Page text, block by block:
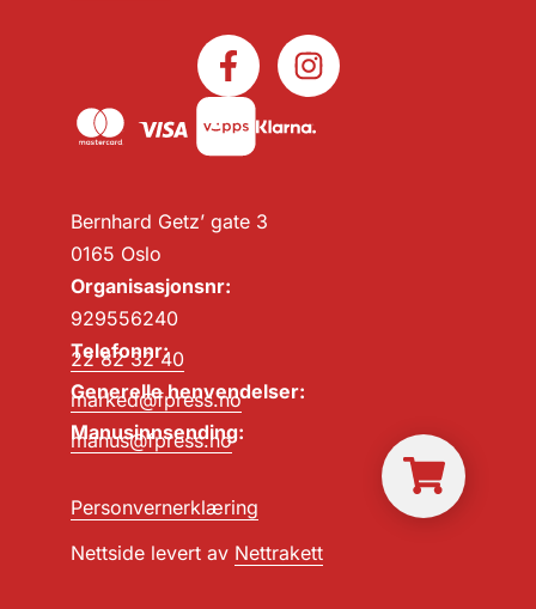
Bernhard Getz’ gate 3
0165 Oslo
Organisasjonsnr:
929556240
Telefonnr:
22 82 32 40
Generelle henvendelser:
marked@fpress.no
Manusinnsending:
manus@fpress.no
Personvernerklæring
Nettside levert av Nettrakett